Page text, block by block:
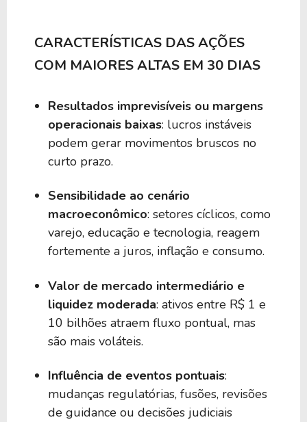
CARACTERÍSTICAS DAS AÇÕES
COM MAIORES ALTAS EM 30 DIAS
Resultados imprevisíveis ou margens
operacionais baixas: lucros instáveis
podem gerar movimentos bruscos no
curto prazo.
Sensibilidade ao cenário
macroeconômico: setores cíclicos, como
varejo, educação e tecnologia, reagem
fortemente a juros, inflação e consumo.
Valor de mercado intermediário e
liquidez moderada: ativos entre R$ 1 e
10 bilhões atraem fluxo pontual, mas
são mais voláteis.
Influência de eventos pontuais:
mudanças regulatórias, fusões, revisões
de guidance ou decisões judiciais